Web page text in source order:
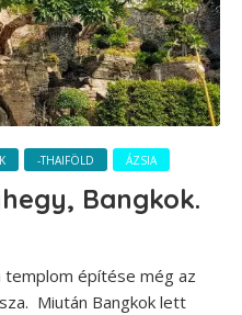
-THAIFÖLD ÁZSIA
Bangkok.
templom építése még az
Miután Bangkok lett